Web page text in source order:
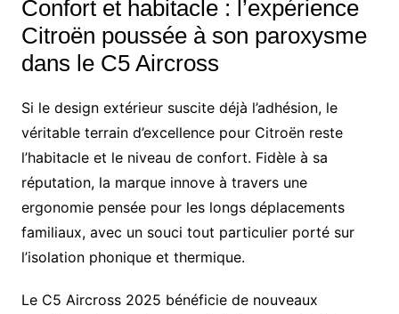
Confort et habitacle : l’expérience
Citroën poussée à son paroxysme
dans le C5 Aircross
Si le design extérieur suscite déjà l’adhésion, le
véritable terrain d’excellence pour Citroën reste
l’habitacle et le niveau de confort. Fidèle à sa
réputation, la marque innove à travers une
ergonomie pensée pour les longs déplacements
familiaux, avec un souci tout particulier porté sur
l’isolation phonique et thermique.
Le C5 Aircross 2025 bénéficie de nouveaux